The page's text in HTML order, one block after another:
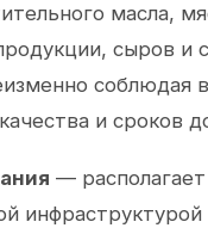
масла,
сыров и
соблюдая
и сроков
—